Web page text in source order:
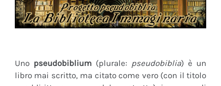
Uno pseudobiblium (plurale: pseudobiblia) è un
libro mai scritto, ma citato come vero (con il titolo